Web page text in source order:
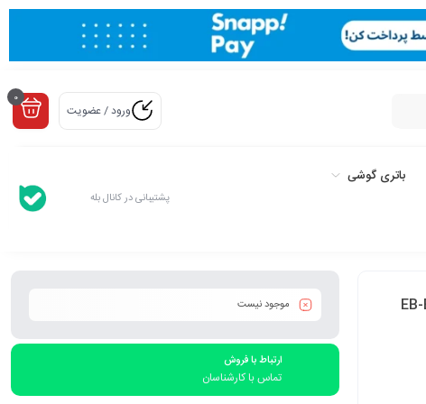
ورود / عضویت
0
باتری گوشی
پشتیبانی در کانال بله
موجود نیست
ارتباط با فروش
تماس با کارشناسان